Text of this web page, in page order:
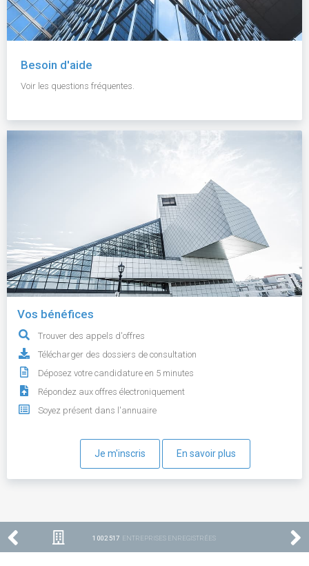
Besoin d'aide
Voir les questions fréquentes.
Vos bénéfices
Trouver des appels d'offres
Télécharger des dossiers de consultation
Déposez votre candidature en 5 minutes
Répondez aux offres électroniquement
Soyez présent dans l'annuaire
Je m'inscris En savoir plus
1 002 517 ENTREPRISES ENREGISTRÉES